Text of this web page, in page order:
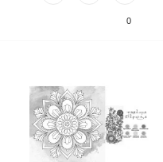
0